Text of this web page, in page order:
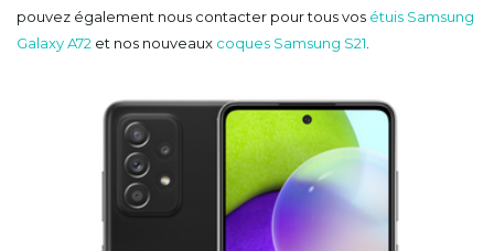
pouvez également nous contacter pour tous vos étuis Samsung
Galaxy A72 et nos nouveaux coques Samsung S21